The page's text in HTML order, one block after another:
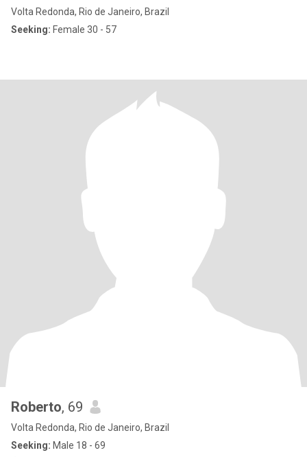
Volta Redonda, Rio de Janeiro, Brazil
Seeking: Female 30 - 57
Roberto, 69
Volta Redonda, Rio de Janeiro, Brazil
Seeking: Male 18 - 69